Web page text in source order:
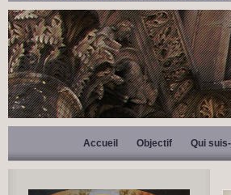
Accueil Objectif Qui